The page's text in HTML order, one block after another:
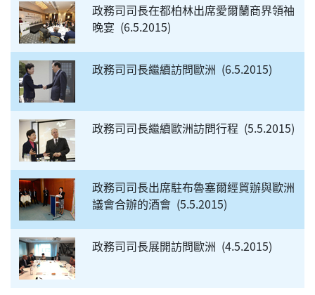
政務司司長在都柏林出席愛爾蘭商界領袖
晚宴
6.5.2015
政務司司長繼續訪問歐洲 6.5.2015
政務司司長繼續歐洲訪問行程 5.5.2015
政務司司長出席駐布魯塞爾經貿辦與歐洲
議會合辦的酒會 5.5.2015
政務司司長展開訪問歐洲 4.5.2015